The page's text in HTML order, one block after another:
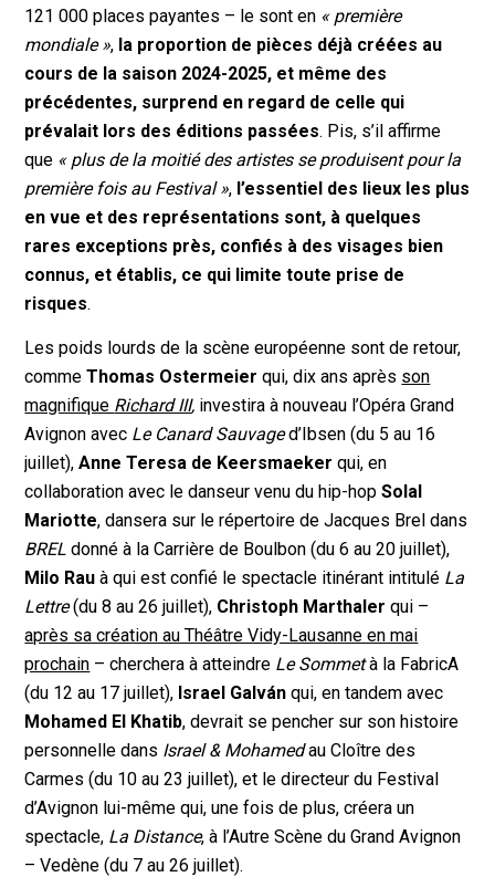
121 000 places payantes – le sont en « première
mondiale », la proportion de pièces déjà créées au
cours de la saison 2024-2025, et même des
précédentes, surprend en regard de celle qui
prévalait lors des éditions passées. Pis, s’il affirme
que « plus de la moitié des artistes se produisent pour la
première fois au Festival », l’essentiel des lieux les plus
en vue et des représentations sont, à quelques
rares exceptions près, confiés à des visages bien
connus, et établis, ce qui limite toute prise de
risques.
Les poids lourds de la scène européenne sont de retour,
commeThomas Ostermeier qui, dix ans après son
magnifique Richard III, investira à nouveau l’Opéra Grand
Avignon avec Le Canard Sauvaged’Ibsen (du 5 au 16
juillet),Anne Teresa de Keersmaeker qui, en
collaboration avec le danseur venu du hip-hopSolal
Mariotte, dansera sur le répertoire de Jacques Brel dans
BREL donné à la Carrière de Boulbon (du 6 au 20 juillet),
Milo Rau à qui est confié le spectacle itinérant intitulé La
Lettre(du 8 au 26 juillet), Christoph Marthaler qui –
après sa création au Théâtre Vidy-Lausanne en mai
prochain – cherchera à atteindre Le Sommetà la FabricA
(du 12 au 17 juillet), Israel Galván qui, en tandem avec
Mohamed El Khatib, devrait se pencher sur son histoire
personnelle dans Israel & Mohamedau Cloître des
Carmes (du 10 au 23 juillet), et le directeur du Festival
d’Avignon lui-même qui, une fois de plus, créera un
spectacle, La Distance, à l’Autre Scène du Grand Avignon
– Vedène (du 7 au 26 juillet).